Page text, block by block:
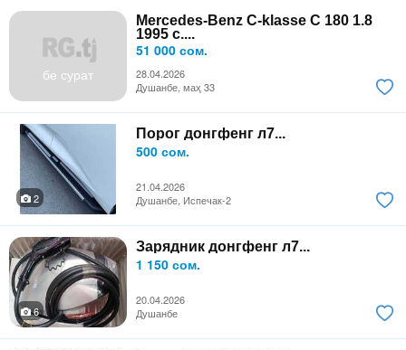
бе сурат
Mercedes-Benz C-klasse C 180 1.8
1995 с....
51 000 сом.
28.04.2026
Душанбе, маҳ 33
Порог донгфенг л7...
500 сом.
21.04.2026
2
Душанбе, Испечак-2
Зарядник донгфенг л7...
1 150 сом.
20.04.2026
6
Душанбе